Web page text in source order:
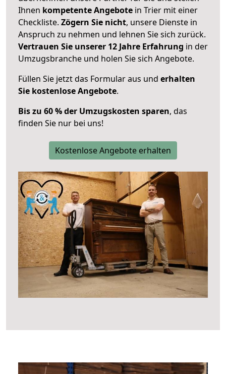
Ihnen kompetente Angebote in Trier mit einer
Checkliste. Zögern Sie nicht, unsere Dienste in
Anspruch zu nehmen und lehnen Sie sich zurück.
Vertrauen Sie unserer 12 Jahre Erfahrung in der
Umzugsbranche und holen Sie sich Angebote.
Füllen Sie jetzt das Formular aus und erhalten
Sie kostenlose Angebote.
Bis zu 60 % der Umzugskosten sparen, das
finden Sie nur bei uns!
Kostenlose Angebote erhalten